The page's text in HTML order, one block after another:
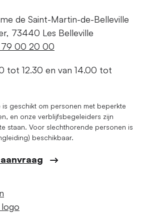
de Saint-Martin-de-Belleville
73440 Les Belleville
79 00 20 00
tot 12.30 en van 14.00 tot
geschikt om personen met beperkte
en onze verblijfsbegeleiders zijn
staan. Voor slechthorende personen is
beschikbaar.